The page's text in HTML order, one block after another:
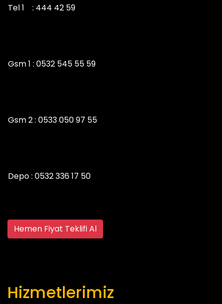
Tel 1 : 444 42 59
Gsm 1 : 0532 545 55 59
Gsm 2 : 0533 050 97 55
Depo : 0532 336 17 50
Hemen Fiyat Teklifi Al
Hizmetlerimiz